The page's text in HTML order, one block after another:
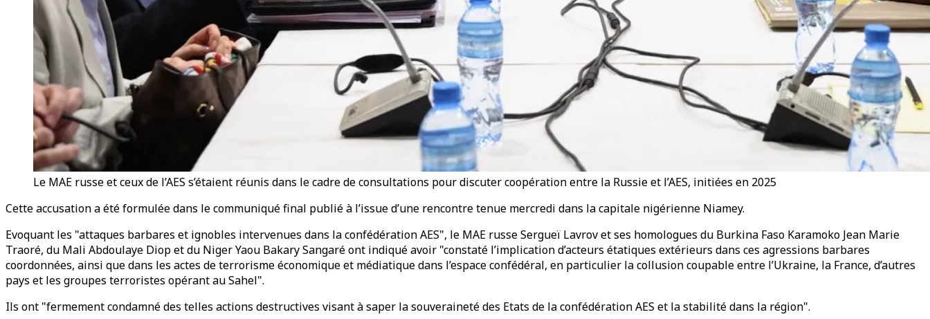
Le MAE russe et ceux de l’AES s’étaient réunis dans le cadre de consultations pour discuter coopération entre la Russie et l’AES, initiées en 2025
Cette accusation a été formulée dans le communiqué final publié à l’issue d’une rencontre tenue mercredi dans la capitale nigérienne Niamey.
Evoquant les "attaques barbares et ignobles intervenues dans la confédération AES", le MAE russe Sergueï Lavrov et ses homologues du Burkina Faso Karamoko Jean Marie
Traoré, du Mali Abdoulaye Diop et du Niger Yaou Bakary Sangaré ont indiqué avoir "constaté l’implication d’acteurs étatiques extérieurs dans ces agressions barbares
coordonnées, ainsi que dans les actes de terrorisme économique et médiatique dans l’espace confédéral, en particulier la collusion coupable entre l’Ukraine, la France, d’autres
pays et les groupes terroristes opérant au Sahel".
Ils ont "fermement condamné des telles actions destructives visant à saper la souveraineté des Etats de la confédération AES et la stabilité dans la région".